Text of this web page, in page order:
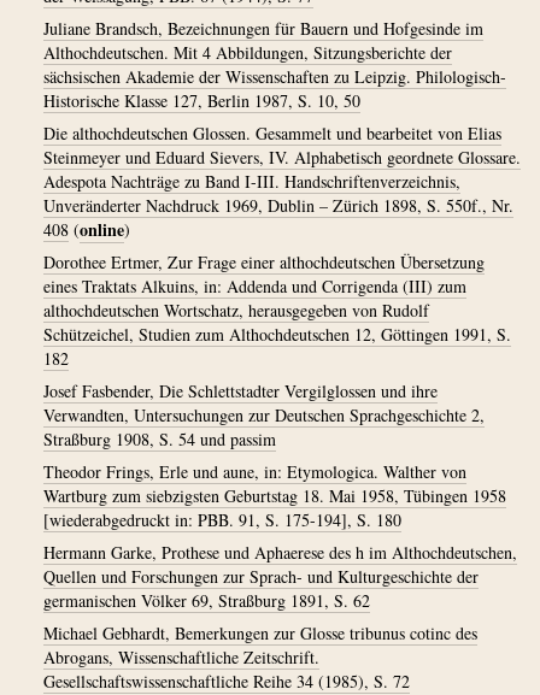
Juliane Brandsch, Bezeichnungen für Bauern und Hofgesinde im
Althochdeutschen. Mit 4 Abbildungen, Sitzungsberichte der
sächsischen Akademie der Wissenschaften zu Leipzig. Philologisch-
Historische Klasse 127, Berlin 1987, S. 10, 50
Die althochdeutschen Glossen. Gesammelt und bearbeitet von Elias
Steinmeyer und Eduard Sievers, IV. Alphabetisch geordnete Glossare.
Adespota Nachträge zu Band I-III. Handschriftenverzeichnis,
Unveränderter Nachdruck 1969, Dublin – Zürich 1898, S. 550f., Nr.
408 (online)
Dorothee Ertmer, Zur Frage einer althochdeutschen Übersetzung
eines Traktats Alkuins, in: Addenda und Corrigenda (III) zum
althochdeutschen Wortschatz, herausgegeben von Rudolf
Schützeichel, Studien zum Althochdeutschen 12, Göttingen 1991, S.
182
Josef Fasbender, Die Schlettstadter Vergilglossen und ihre
Verwandten, Untersuchungen zur Deutschen Sprachgeschichte 2,
Straßburg 1908, S. 54 und passim
Theodor Frings, Erle und aune, in: Etymologica. Walther von
Wartburg zum siebzigsten Geburtstag 18. Mai 1958, Tübingen 1958
[wiederabgedruckt in: PBB. 91, S. 175-194], S. 180
Hermann Garke, Prothese und Aphaerese des h im Althochdeutschen,
Quellen und Forschungen zur Sprach- und Kulturgeschichte der
germanischen Völker 69, Straßburg 1891, S. 62
Michael Gebhardt, Bemerkungen zur Glosse tribunus cotinc des
Abrogans, Wissenschaftliche Zeitschrift.
Gesellschaftswissenschaftliche Reihe 34 (1985), S. 72